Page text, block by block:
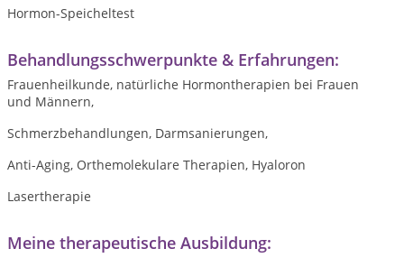
Hormon-Speicheltest
Behandlungsschwerpunkte & Erfahrungen:
Frauenheilkunde, natürliche Hormontherapien bei Frauen
und Männern,
Schmerzbehandlungen, Darmsanierungen,
Anti-Aging, Orthemolekulare Therapien, Hyaloron
Lasertherapie
Meine therapeutische Ausbildung: